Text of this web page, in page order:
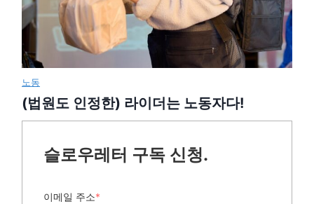
노동
(법원도 인정한) 라이더는 노동자다!
슬로우레터 구독 신청.
이메일 주소*